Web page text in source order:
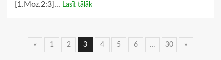
[1.Moz.2:3]... Lasīt tālāk
Ziņu
« 1 2 3 4 5 6 … 30 »